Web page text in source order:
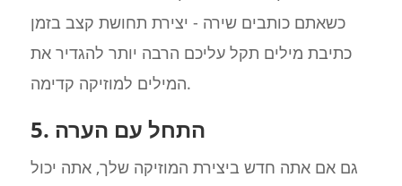
כשאתם כותבים שירה - יצירת תחושת קצב בזמן
כתיבת מילים תקל עליכם הרבה יותר להגדיר את
המילים למוזיקה קדימה.
5. התחל עם הערה
גם אם אתה חדש ביצירת המוזיקה שלך, אתה יכול